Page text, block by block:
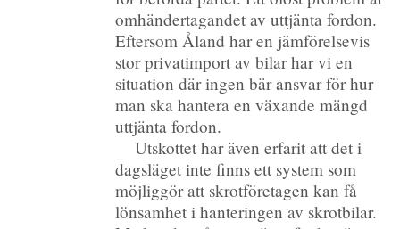
omhändertagandet av uttjänta fordon.
Eftersom Åland har en jämförelsevis
stor privatimport av bilar har vi en
situation där ingen bär ansvar för hur
man ska hantera en växande mängd
uttjänta fordon.
Utskottet har även erfarit att det i
dagsläget inte finns ett system som
möjliggör att skrotföretagen kan få
lönsamhet i hanteringen av skrotbilar.